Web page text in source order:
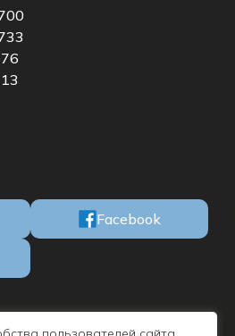
Facebook
Беларусь, 220100, г. Минск, ул. М.